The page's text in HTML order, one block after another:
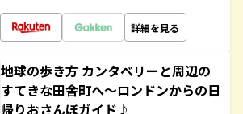
詳細を見る
地球の歩き方 カンタベリーと周辺の
すてきな田舎町へ～ロンドンからの日
帰りおさんぽガイド♪